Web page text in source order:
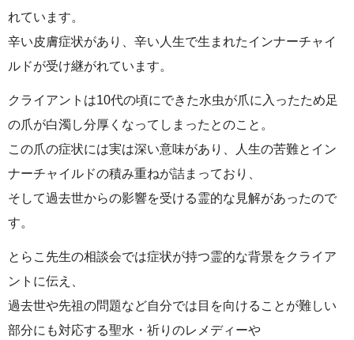
れています。
辛い皮膚症状があり、辛い人生で生まれたインナーチャイ
ルドが受け継がれています。
クライアントは10代の頃にできた水虫が爪に入ったため足
の爪が白濁し分厚くなってしまったとのこと。
この爪の症状には実は深い意味があり、人生の苦難とイン
ナーチャイルドの積み重ねが詰まっており、
そして過去世からの影響を受ける霊的な見解があったので
す。
とらこ先生の相談会では症状が持つ霊的な背景をクライア
ントに伝え、
過去世や先祖の問題など自分では目を向けることが難しい
部分にも対応する聖水・祈りのレメディーや